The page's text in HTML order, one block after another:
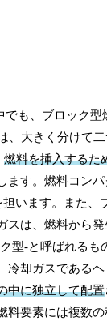
も、ブロック型
、大きく分けて
燃料を挿入するた
ます。燃料コン
います。また、
スは、燃料から
型-と呼ばれるも
冷却ガスである
中に独立して配置
要素には複数の